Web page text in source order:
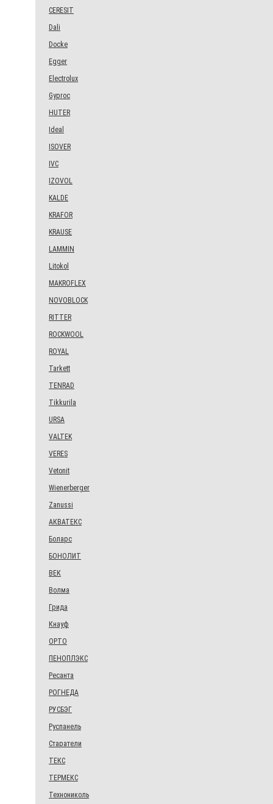
CERESIT
Dali
Docke
Egger
Electrolux
Gyproc
HUTER
Ideal
ISOVER
IVC
IZOVOL
KALDE
KRAFOR
KRAUSE
LAMMIN
Litokol
MAKROFLEX
NOVOBLOCK
RITTER
ROCKWOOL
ROYAL
Tarkett
TENRAD
Tikkurila
URSA
VALTEK
VERES
Vetonit
Wienerberger
Zanussi
АКВАТЕКС
Боларс
БОНОЛИТ
ВЕК
Волма
Грида
Кнауф
ОРТО
ПЕНОПЛЭКС
Ресанта
РОГНЕДА
РУСБЭГ
Руспанель
Старатели
ТЕКС
ТЕРМЕКС
Технониколь